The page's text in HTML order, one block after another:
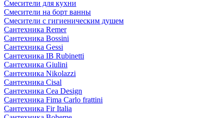
Смесители для кухни
Смесители на борт ванны
Смесители с гигиеническим душем
Сантехника Remer
Сантехника Bossini
Сантехника Gessi
Сантехника IB Rubinetti
Сантехника Giulini
Сантехника Nikolazzi
Сантехника Cisal
Сантехника Cea Design
Сантехника Fima Carlo frattini
Сантехника Fir Italia